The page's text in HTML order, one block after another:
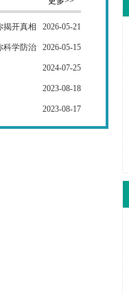
2026-05-21
揭开真相
2026-05-15
科学防治
2024-07-25
2023-08-18
2023-08-17